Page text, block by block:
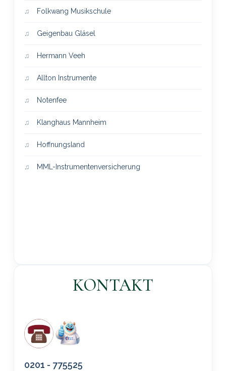
Folkwang Musikschule
Geigenbau Gläsel
Hermann Veeh
Allton Instrumente
Notenfee
Klanghaus Mannheim
Hoffnungsland
MML-Instrumentenversicherung
KONTAKT
0201 - 775525